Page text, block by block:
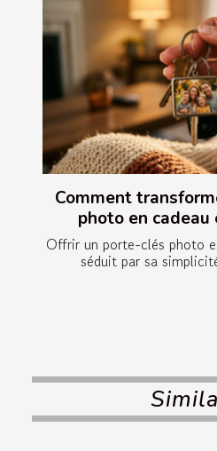
Comment
photo en
Offrir un porte-clés photo
séduit par sa